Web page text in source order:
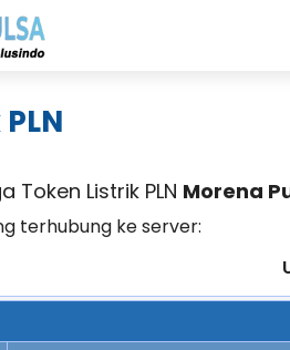
Token Listrik PLN Morena
terhubung ke server: